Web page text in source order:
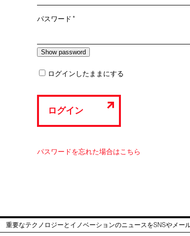
パスワード*必
ログインしたままにする
ログイン
パスワードを忘れた場合はこちら
重要なテクノロジーとイノベーションのニュースをSNSやメー